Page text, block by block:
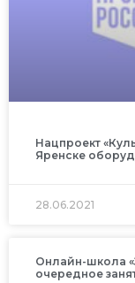
Нацпроект
Яренске
28.06.2021
Онлайн-школа
очередное